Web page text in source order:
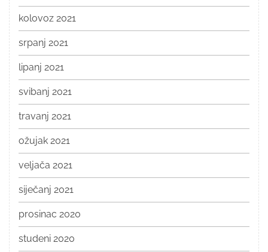
kolovoz 2021
srpanj 2021
lipanj 2021
svibanj 2021
travanj 2021
ožujak 2021
veljača 2021
siječanj 2021
prosinac 2020
studeni 2020